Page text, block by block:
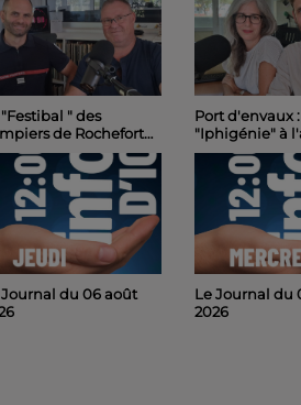
" des
de Rochefort
et placé sous
signe de la sobriété
Journal du 06 août
Port d'envaux :
"Iphigénie" à
Château de
samedi soir
Le Journal du
2026